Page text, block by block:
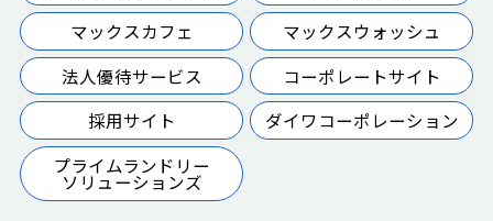
マックスカフェ
マックスウォッシュ
法人優待サービス
コーポレートサイト
採用サイト
ダイワコーポレーション
プライムランドリー
ソリューションズ